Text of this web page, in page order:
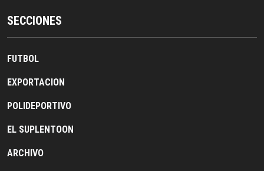
SECCIONES
FUTBOL
EXPORTACION
POLIDEPORTIVO
EL SUPLENTOON
ARCHIVO